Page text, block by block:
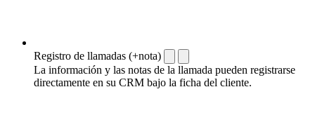
Registro de llamadas (+nota)
La información y las notas de la llamada pueden registrarse
directamente en su CRM bajo la ficha del cliente.